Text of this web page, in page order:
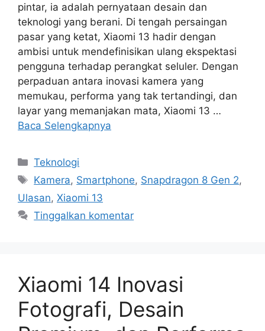
pintar, ia adalah pernyataan desain dan
teknologi yang berani. Di tengah persaingan
pasar yang ketat, Xiaomi 13 hadir dengan
ambisi untuk mendefinisikan ulang ekspektasi
pengguna terhadap perangkat seluler. Dengan
perpaduan antara inovasi kamera yang
memukau, performa yang tak tertandingi, dan
layar yang memanjakan mata, Xiaomi 13 …
Baca Selengkapnya
Kategori
Teknologi
Tag
Kamera, Smartphone, Snapdragon 8 Gen 2,
Ulasan, Xiaomi 13
Tinggalkan komentar
Xiaomi 14 Inovasi
Fotografi, Desain